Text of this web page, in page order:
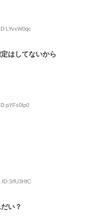
はしてないから
ID:3/fU3HfC
い？